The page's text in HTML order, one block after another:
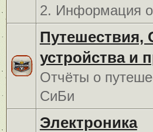
2. Информация
Путешествия,
устройства и
Отчёты о
СиБи
Электроника